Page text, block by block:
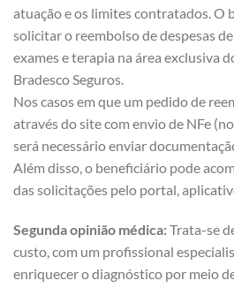
atuação e os limites contratados. O
solicitar o reembolso de despesas
exames e terapia na área exclusiva
Bradesco Seguros.
Nos casos em que um pedido de
através do site com envio de NFe
será necessário enviar
Além disso, o beneficiário pode
das solicitações pelo portal,
Segunda opinião médica:Trata-se
custo, com um profissional
enriquecer o diagnóstico por meio